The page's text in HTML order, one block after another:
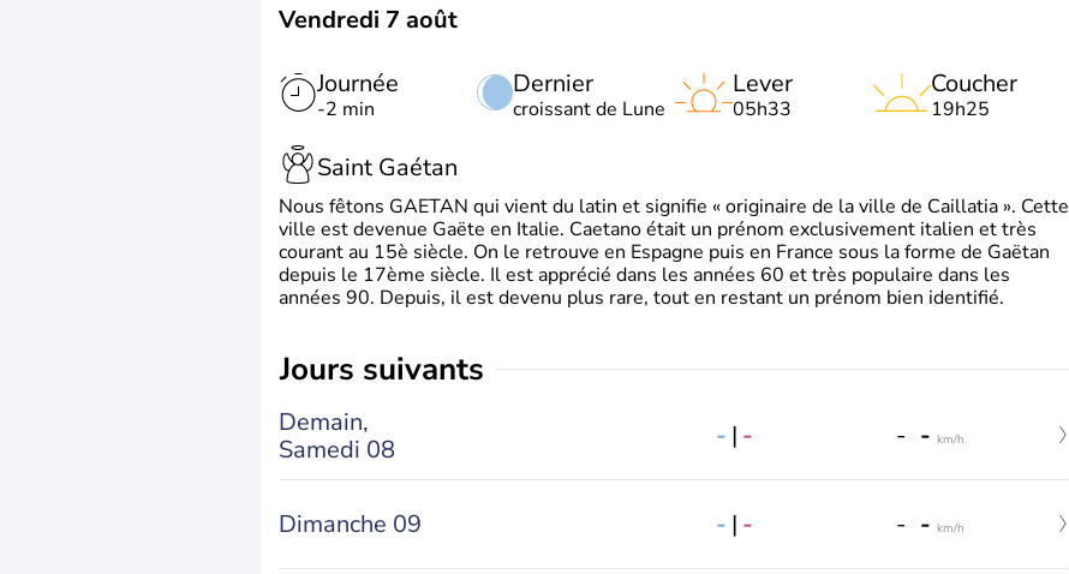
Vendredi 7 août
Journée
-2 min
Dernier
croissant de Lune
Lever
05h33
Coucher
19h25
Saint Gaétan
Nous fêtons GAETAN qui vient du latin et signifie « originaire de la ville de Caillatia ». Cette
ville est devenue Gaëte en Italie. Caetano était un prénom exclusivement italien et très
courant au 15è siècle. On le retrouve en Espagne puis en France sous la forme de Gaëtan
depuis le 17ème siècle. Il est apprécié dans les années 60 et très populaire dans les
années 90. Depuis, il est devenu plus rare, tout en restant un prénom bien identifié.
jours suivants
Demain,
Samedi 08
- | - - - km/h
Dimanche 09 - | - - - km/h